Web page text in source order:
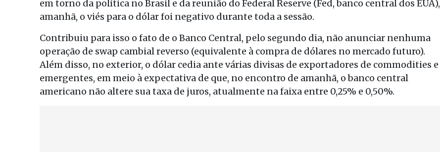
em torno da política no Brasil e da reunião do Federal Reserve (Fed, banco central dos EUA),
amanhã, o viés para o dólar foi negativo durante toda a sessão.
Contribuiu para isso o fato de o Banco Central, pelo segundo dia, não anunciar nenhuma
operação de swap cambial reverso (equivalente à compra de dólares no mercado futuro).
Além disso, no exterior, o dólar cedia ante várias divisas de exportadores de commodities e
emergentes, em meio à expectativa de que, no encontro de amanhã, o banco central
americano não altere sua taxa de juros, atualmente na faixa entre 0,25% e 0,50%.